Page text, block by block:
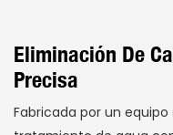
Eliminación De
Precisa
Fabricada por un